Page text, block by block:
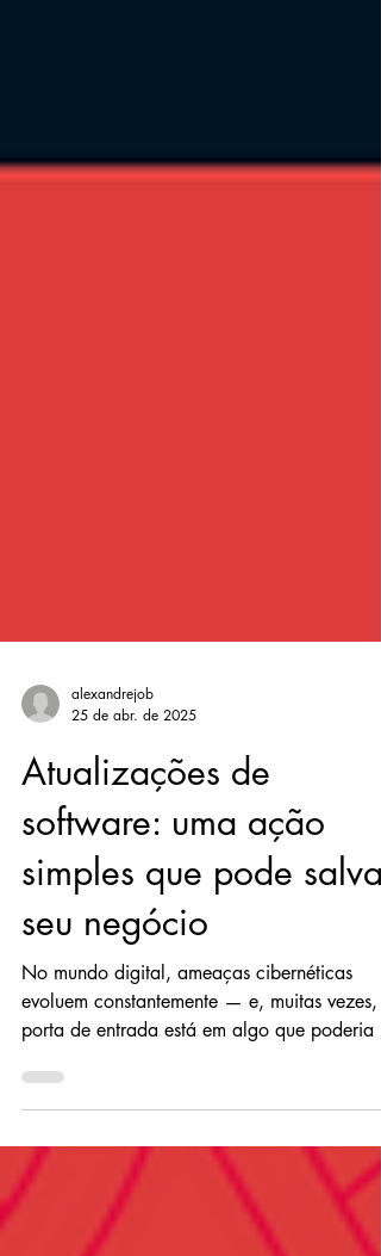
alexandrejob
Atualizações de
software: uma ação
simples que pode salvar
seu negócio
evoluem constantemente — e, muitas vezes, a
porta de entrada está em algo que poderia
sido...